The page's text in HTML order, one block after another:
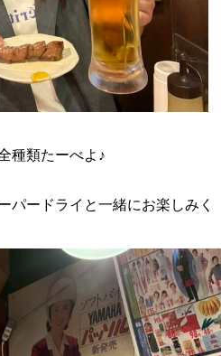
種類たーべよ♪
パードライと一緒にお楽しみく